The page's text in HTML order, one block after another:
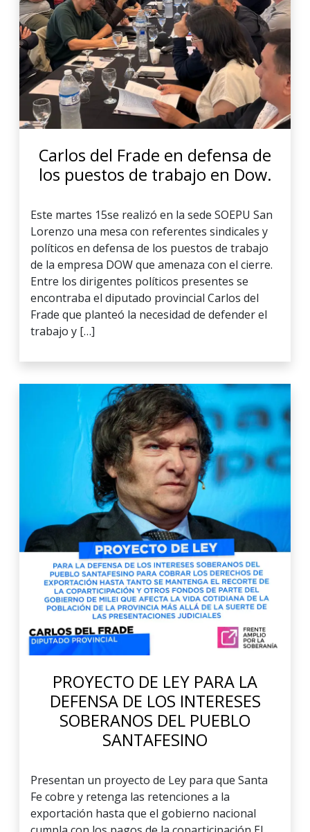
Carlos del Frade en defensa de
los puestos de trabajo en Dow.
Este martes 15se realizó en la sede SOEPU San
Lorenzo una mesa con referentes sindicales y
políticos en defensa de los puestos de trabajo
de la empresa DOW que amenaza con el cierre.
Entre los dirigentes políticos presentes se
encontraba el diputado provincial Carlos del
Frade que planteó la necesidad de defender el
trabajo y […]
PROYECTO DE LEY PARA LA
DEFENSA DE LOS INTERESES
SOBERANOS DEL PUEBLO
SANTAFESINO
Presentan un proyecto de Ley para que Santa
Fe cobre y retenga las retenciones a la
exportación hasta que el gobierno nacional